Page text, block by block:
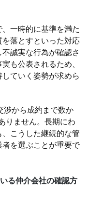
一時的に基準を満た
落とすといった対応
誠実な行為が確認さ
も公表されるため、
ていく姿勢が求めら
渉から成約まで数か
りません。長期にわ
こうした継続的な管
を選ぶことが重要で
る仲介会社の確認方